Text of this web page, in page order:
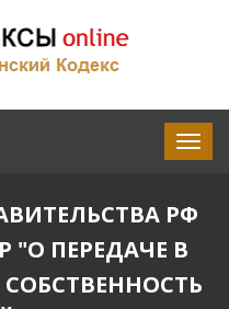
РФ
Р "О ПЕРЕДАЧЕ В